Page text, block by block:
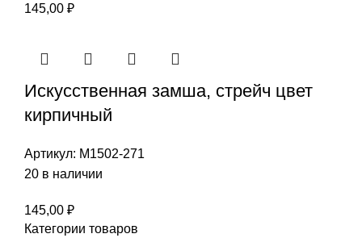
145,00 ₽
Искусственная замша, стрейч цвет
кирпичный
Артикул: М1502-271
20 в наличии
145,00 ₽
Категории товаров